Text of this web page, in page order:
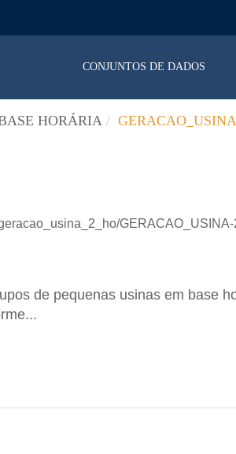
CONJUNTOS DE DADOS
HORÁRIA
de pequenas usinas em base